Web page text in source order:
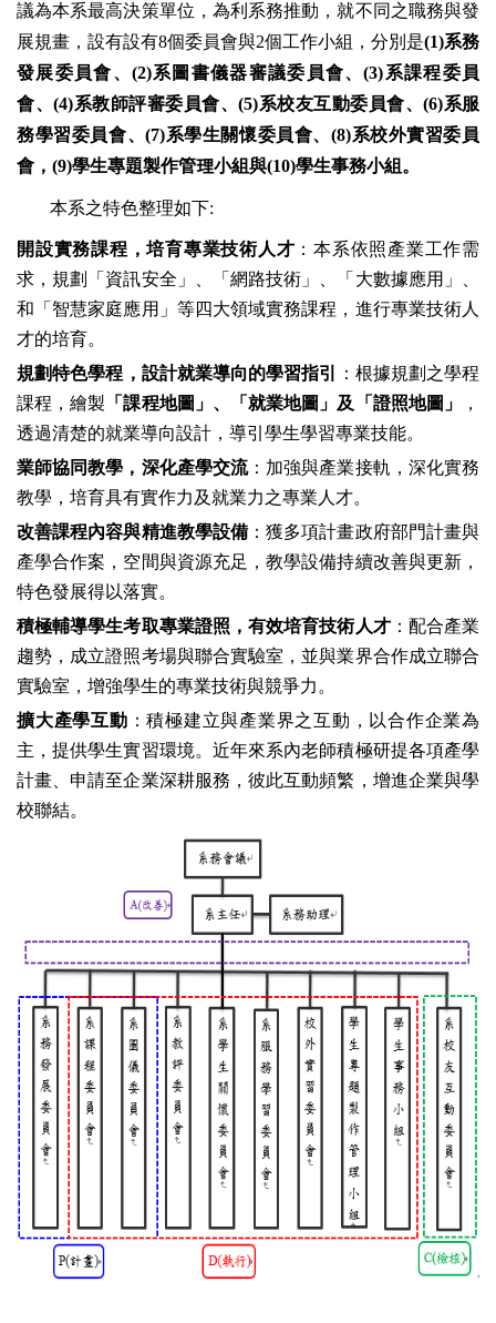
議為本系最高決策單位，為利系務推動，就不同之職務與發
展規畫，設有設有8個委員會與2個工作小組，分別是(1)系務
發展委員會、 (2)系圖書儀器審議委員會、(3)系課程委員
會、 (4)系教師評審委員會、 (5)系校友互動委員會、 (6)系服
務學習委員會、(7)系學生關懷委員會、 (8)系校外實習委員
會， (9)學生專題製作管理小組與(10)學生事務小組。
本系之特色整理如下:
開設實務課程 ，培育專業技術人才 ：本系依照產業工作需
求，規劃「資訊安全」、「網路技術」、「大數據應用」、
和「智慧家庭應用」等四大領域實務課程，進行專業技術人
才的培育。
規劃特色學程 ， 設計就業導向的學習指引
：根據規劃之學程
課程，繪製 「課程地圖」、「就業地圖」及「證照地圖」
，
透過清楚的就業導向設計，導引學生學習專業技能。
業師協同教學，深化產學交流：加強與產業接軌，深化實務
教學，培育具有實作力及就業力之專業人才。
改善課程內容與精進教學設備 ：獲多項計畫政府部門計畫與
產學合作案，空間與資源充足，教學設備持續改善與更新，
特色發展得以落實。
積極輔導學生考取專業證照，有效培育技術人才：配合產業
趨勢，成立證照考場與聯合實驗室，並與業界合作成立聯合
實驗室，增強學生的專業技術與競爭力。
擴大產學互動 ：積極建立與產業界之互動，以合作企業為
主，提供學生實習環境。近年來系內老師積極研提各項產學
計畫、申請至企業深耕服務，彼此互動頻繁，增進企業與學
校聯結。